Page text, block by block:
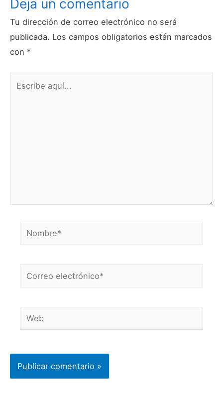
Deja un comentario
Tu dirección de correo electrónico no será
publicada. Los campos obligatorios están marcados
con *
Nombre*
Correo
electrónico*
Web